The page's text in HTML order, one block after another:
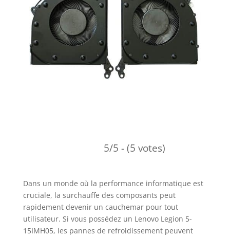
5/5 - (5 votes)
Dans un monde où la performance informatique est
cruciale, la surchauffe des composants peut
rapidement devenir un cauchemar pour tout
utilisateur. Si vous possédez un Lenovo Legion 5-
15IMH05, les pannes de refroidissement peuvent